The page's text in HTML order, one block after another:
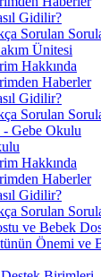
Gidilir?
Sorulan
Ünitesi
Hakkında
Haberler
Gidilir?
Sorulan
Gebe Okulu
Hakkında
Haberler
Gidilir?
Sorulan
ve Bebek
Önemi ve